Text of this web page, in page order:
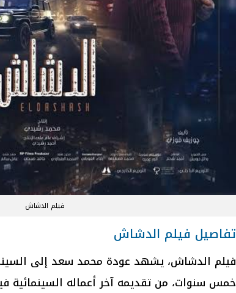
فيلم الدشاش
تفاصيل فيلم الدشاش
فيلم الدشاش، يشهد عودة محمد سعد إلى
خمس سنوات، من تقديمه آخر أعماله السينمائية